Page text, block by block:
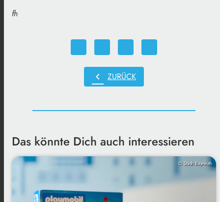
fh
chevron_left ZURÜCK
Das könnte Dich auch interessieren
© Stadt Bayreuth